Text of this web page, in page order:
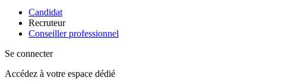
Candidat
Recruteur
Conseiller professionnel
Se connecter
Accédez à votre espace dédié